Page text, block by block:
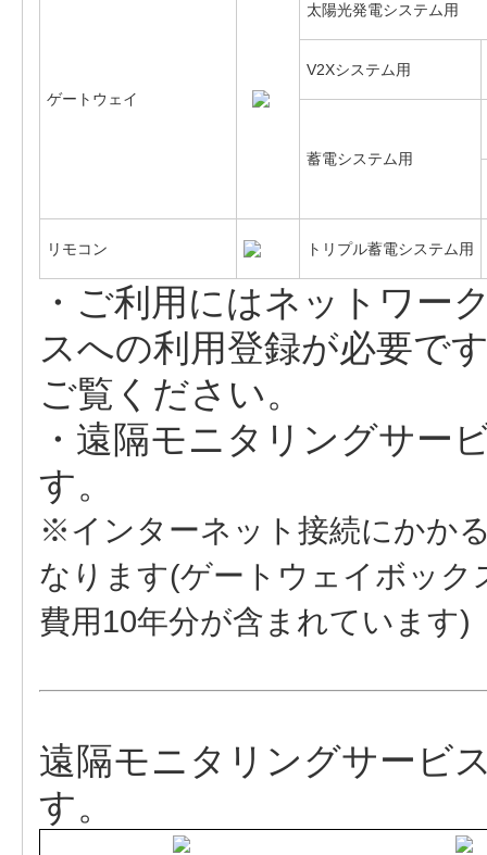
ゲートウェイ
太陽光発電システム用
V2Xシステム用
蓄電システム用
リモコン トリプル蓄電システム用
・ご利用にはネットワー
スへの利用登録が必要で
ご覧ください。
・遠隔モニタリングサー
す。
※インターネット接続にかか
なります(ゲートウェイボッ
費用10年分が含まれています)
遠隔モニタリングサービ
す。